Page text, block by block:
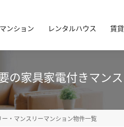
ンション レンタルハウス 賃
の家具家電付きマン
・マンスリーマンション物件一覧